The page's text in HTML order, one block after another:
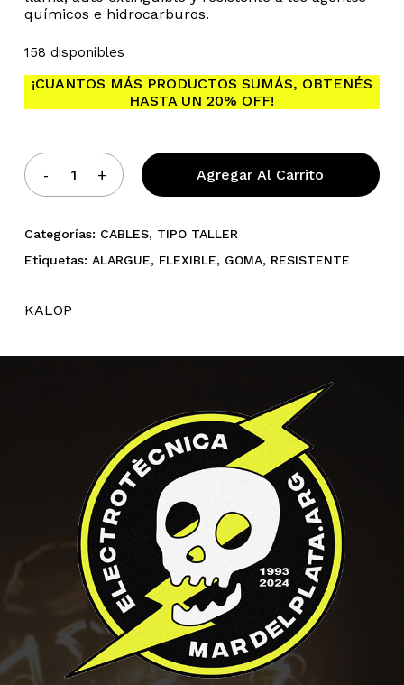
Go To Shop
químicos e hidrocarburos.
158 disponibles
¡CUANTOS MÁS PRODUCTOS SUMÁS, OBTENÉS
HASTA UN 20% OFF!
Agregar Al Carrito
Categorías: CABLES, TIPO TALLER
Etiquetas: ALARGUE, FLEXIBLE, GOMA, RESISTENTE
KALOP